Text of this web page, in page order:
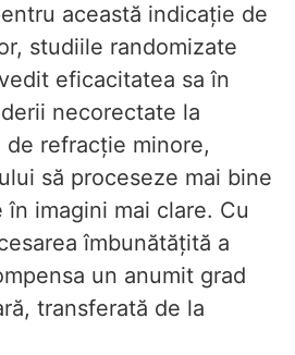
această indicație de
studiile randomizate
eficacitatea sa în
necorectate la
refracție minore,
să proceseze mai bine
în imagini mai clare. Cu
îmbunătățită a
un anumit grad
transferată de la